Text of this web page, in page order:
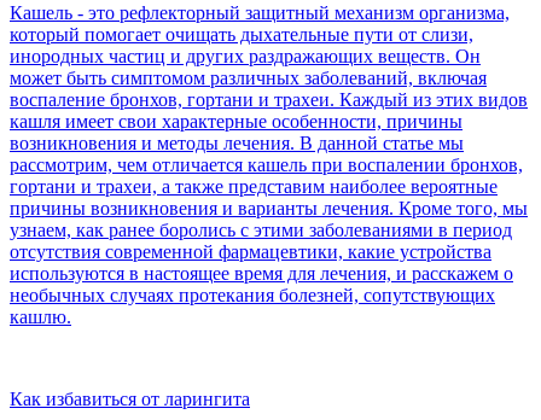
Кашель - это рефлекторный защитный механизм организма,
который помогает очищать дыхательные пути от слизи,
инородных частиц и других раздражающих веществ. Он
может быть симптомом различных заболеваний, включая
воспаление бронхов, гортани и трахеи. Каждый из этих видов
кашля имеет свои характерные особенности, причины
возникновения и методы лечения. В данной статье мы
рассмотрим, чем отличается кашель при воспалении бронхов,
гортани и трахеи, а также представим наиболее вероятные
причины возникновения и варианты лечения. Кроме того, мы
узнаем, как ранее боролись с этими заболеваниями в период
отсутствия современной фармацевтики, какие устройства
используются в настоящее время для лечения, и расскажем о
необычных случаях протекания болезней, сопутствующих
кашлю.
Как избавиться от ларингита